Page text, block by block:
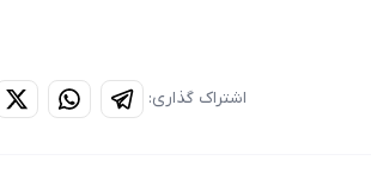
اشتراک گذاری: